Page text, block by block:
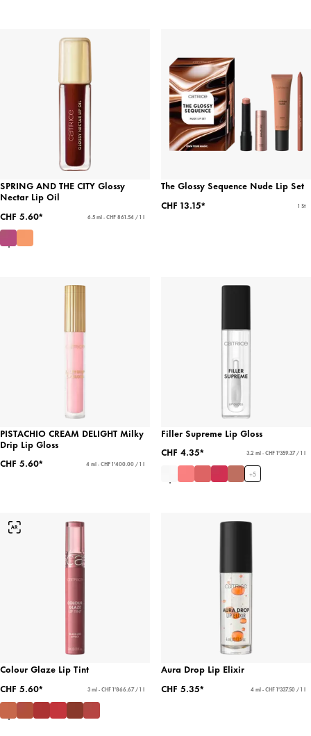
SPRING AND THE CITY Glossy
Nectar Lip Oil
CHF 5.60*
6.5 ml - CHF 861.54 / 1 l
The Glossy Sequence Nude Lip Set
CHF 13.15*
1 St
PISTACHIO CREAM DELIGHT Milky
Drip Lip Gloss
CHF 5.60*
4 ml - CHF 1'400.00 / 1 l
Filler Supreme Lip Gloss
CHF 4.35*
3.2 ml - CHF 1'359.37 / 1 l
+5
Colour Glaze Lip Tint
CHF 5.60*
3 ml - CHF 1'866.67 / 1 l
Aura Drop Lip Elixir
CHF 5.35*
4 ml - CHF 1'337.50 / 1 l